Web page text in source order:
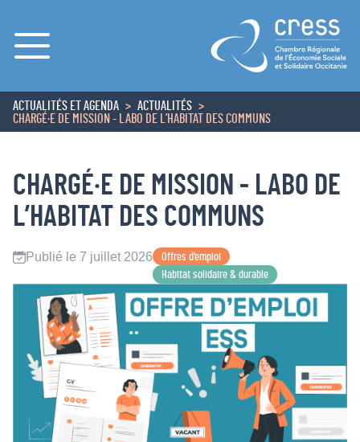
Menu
ACCUEIL
ACTUALITÉS ET AGENDA
ACTUALITÉS
CHARGÉ·E DE MISSION - LABO DE L’HABITAT DES COMMUNS
CHARGÉ·E DE MISSION - LABO DE
L’HABITAT DES COMMUNS
Publié le 7 juillet 2026
Offres d’emploi
Habitat solidaire & durable